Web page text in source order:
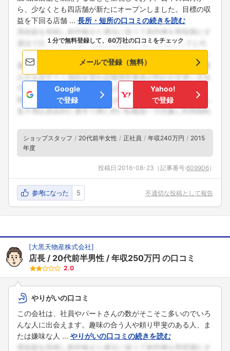
ら、少なくとも四店舗が新たにオープンしました。目標の収
益を下回る店舗 ... 長所・短所の口コミの続きを読む
１分で無料登録して、60万社の口コミをチェック
メールで登録（無料）
Google
で登録
Yahoo!
で登録
ショップスタッフ 20代前半女性 正社員 年収240万円
2015
年度
投稿日:2016-08-23 （記事番号:609906）
参考になった 5 不適切な投稿として報告
[大黒天物産株式会社]
店長 20代前半男性 年収250万円 の口コミ
2.0
やりがいの口コミ
この会社は、社員やパートさんの数がそこそこ多いのでいろ
んな人に出会えます。趣味の合う人や頼り甲斐のある人、ま
たは嫌味な人 ... やりがいの口コミの続きを読む